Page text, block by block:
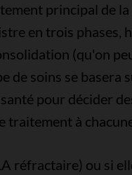
principal de
en trois phases,
(qu'on
soins se basera
pour décider
à
réfractaire) ou si